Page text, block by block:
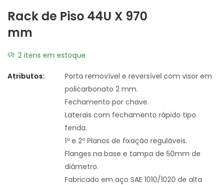
Rack de Piso 44U X 970
mm
2 itens em estoque
Atributos:
Porta removível e reversível com visor em
policarbonato 2 mm.
Fechamento por chave.
Laterais com fechamento rápido tipo
fenda.
1º e 2º Planos de fixação reguláveis.
Flanges na base e tampa de 50mm de
diâmetro.
Fabricado em aço SAE 1010/1020 de alta